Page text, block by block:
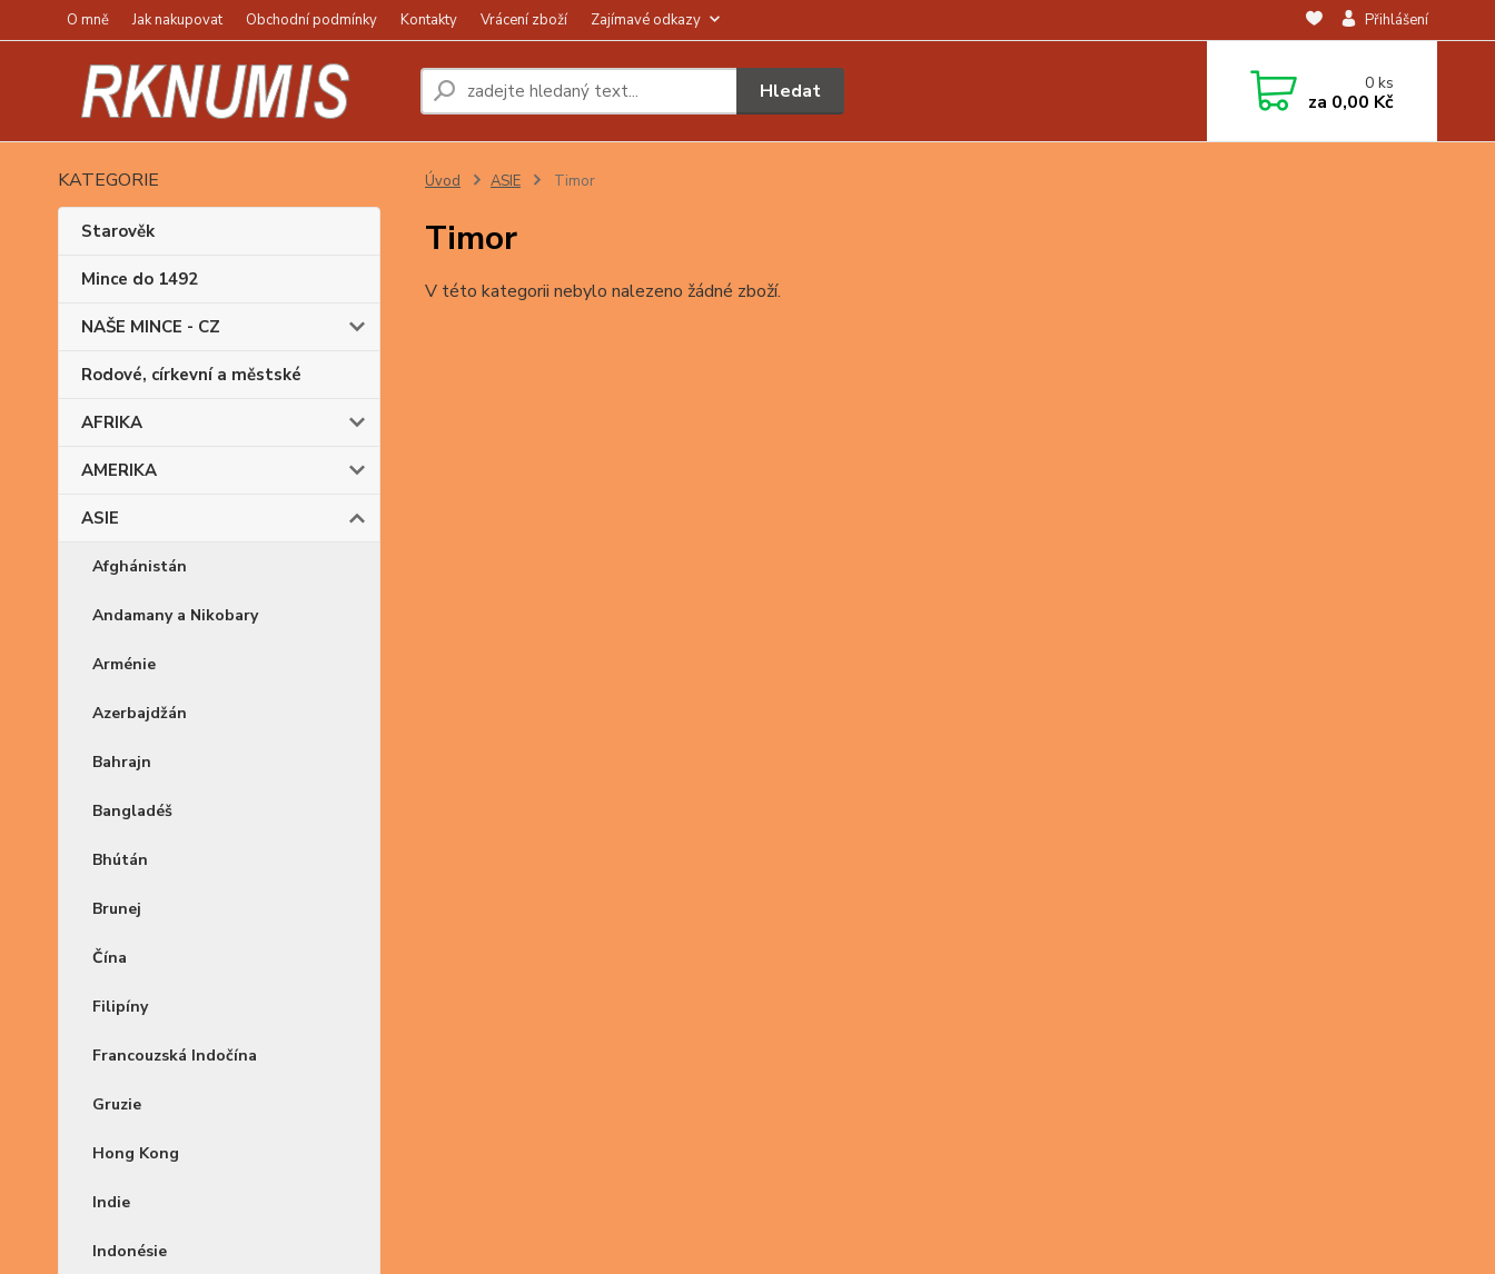
O mně Jak nakupovat Obchodní podmínky Kontakty Vrácení zboží Zajímavé odkazy Přihlášení
Hledat 0ks
za 0,00 Kč
KATEGORIE
Starověk
Mince do 1492
NAŠE MINCE - CZ
Rodové, církevní a městské
AFRIKA
AMERIKA
ASIE
Afghánistán
Andamany a Nikobary
Arménie
Azerbajdžán
Bahrajn
Bangladéš
Bhútán
Brunej
Čína
Filipíny
Francouzská Indočína
Gruzie
Hong Kong
Indie
Indonésie
Úvod ASIE Timor
Timor
V této kategorii nebylo nalezeno žádné zboží.